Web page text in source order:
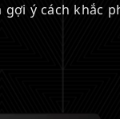
ý cách khắc